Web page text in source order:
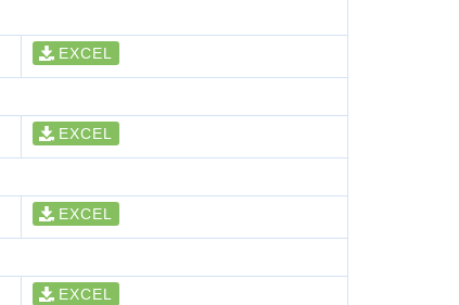
EXCEL
EXCEL
EXCEL
EXCEL